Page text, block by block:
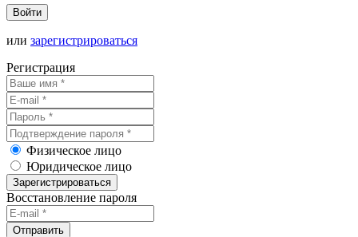
Войти
или зарегистрироваться
Регистрация
Физическое лицо
Юридическое лицо
Зарегистрироваться
Восстановление пароля
Отправить